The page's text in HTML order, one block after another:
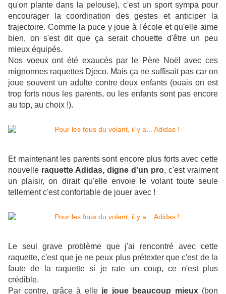
qu'on plante dans la pelouse), c'est un sport sympa pour
encourager la coordination des gestes et anticiper la
trajectoire. Comme la puce y joue à l'école et qu'elle aime
bien, on s'est dit que ça serait chouette d'être un peu
mieux équipés.
Nos voeux ont été exaucés par le Père Noël avec ces
mignonnes raquettes Djeco. Mais ça ne suffisait pas car on
joue souvent un adulte contre deux enfants (ouais on est
trop forts nous les parents, ou les enfants sont pas encore
au top, au choix !).
Et maintenant les parents sont encore plus forts avec cette
nouvelle raquette Adidas, digne d'un pro, c'est vraiment
un plaisir, on dirait qu'elle envoie le volant toute seule
tellement c'est confortable de jouer avec !
Le seul grave problème que j'ai rencontré avec cette
raquette, c'est que je ne peux plus prétexter que c'est de la
faute de la raquette si je rate un coup, ce n'est plus
crédible.
Par contre, grâce à elle je joue beaucoup mieux(bon